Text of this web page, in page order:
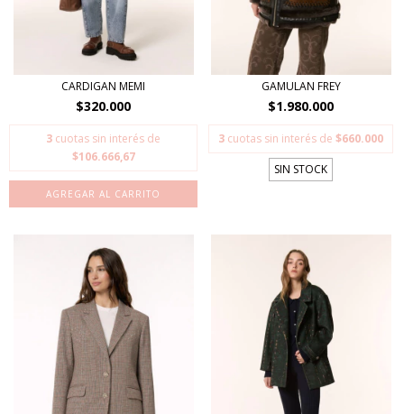
CARDIGAN MEMI
$320.000
3 cuotas sin interés de
$106.666,67
AGREGAR AL CARRITO
GAMULAN FREY
$1.980.000
3 cuotas sin interés de $660.000
SIN STOCK